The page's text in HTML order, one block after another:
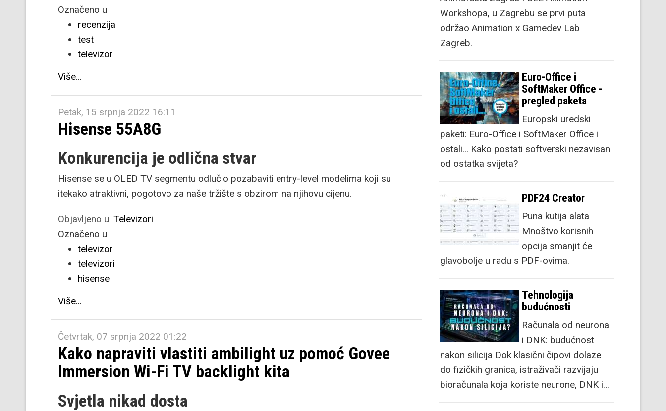
Označeno u
recenzija
test
televizor
Više...
Petak, 15 srpnja 2022 16:11
Hisense 55A8G
Konkurencija je odlična stvar
Hisense se u OLED TV segmentu odlučio pozabaviti entry-level modelima koji su
itekako atraktivni, pogotovo za naše tržište s obzirom na njihovu cijenu.
Objavljeno u Televizori
Označeno u
televizor
televizori
hisense
Više...
Četvrtak, 07 srpnja 2022 01:22
Kako napraviti vlastiti ambilight uz pomoć Govee
Immersion Wi-Fi TV backlight kita
Svjetla nikad dosta
Workshopa, u Zagrebu se prvi puta
održao Animation x Gamedev Lab
Zagreb.
Euro-Office i
SoftMaker Office -
pregled paketa
Europski uredski
paketi: Euro-Office i SoftMaker Office i
ostali... Kako postati softverski nezavisan
od ostatka svijeta?
PDF24 Creator
Puna kutija alata
Mnoštvo korisnih
opcija smanjit će
glavobolje u radu s PDF-ovima.
Tehnologija
budućnosti
Računala od neurona
i DNK: budućnost
nakon silicija Dok klasični čipovi dolaze
do fizičkih granica, istraživači razvijaju
bioračunala koja koriste neurone, DNK i…